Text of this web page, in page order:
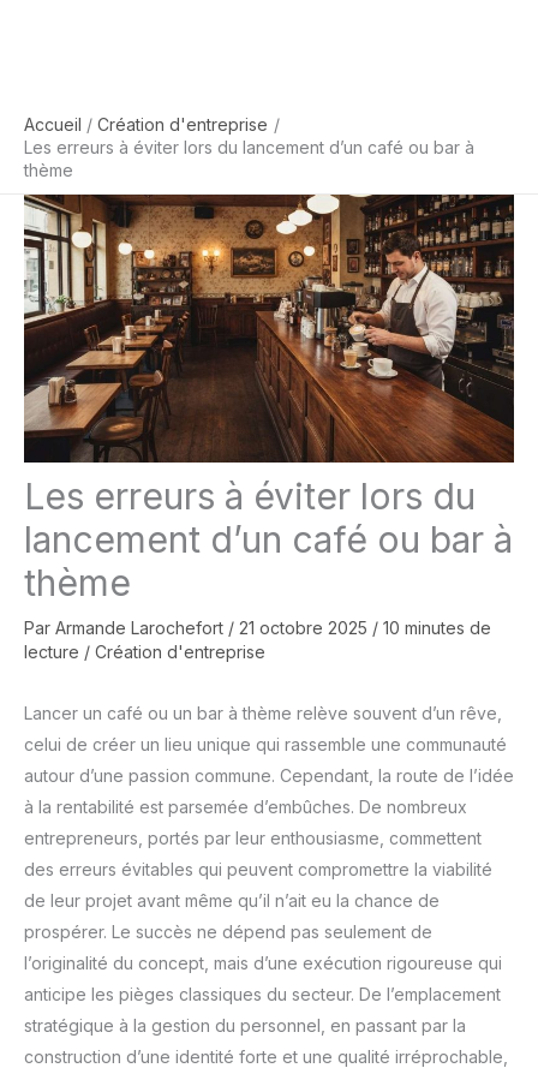
Accueil
Création d'entreprise
Les erreurs à éviter lors du lancement d’un café ou bar à
thème
Les erreurs à éviter lors du
lancement d’un café ou bar à
thème
Par Armande Larochefort / 21 octobre 2025 / 10 minutes de
lecture / Création d'entreprise
Lancer un café ou un bar à thème relève souvent d’un rêve,
celui de créer un lieu unique qui rassemble une communauté
autour d’une passion commune. Cependant, la route de l’idée
à la rentabilité est parsemée d’embûches. De nombreux
entrepreneurs, portés par leur enthousiasme, commettent
des erreurs évitables qui peuvent compromettre la viabilité
de leur projet avant même qu’il n’ait eu la chance de
prospérer. Le succès ne dépend pas seulement de
l’originalité du concept, mais d’une exécution rigoureuse qui
anticipe les pièges classiques du secteur. De l’emplacement
stratégique à la gestion du personnel, en passant par la
construction d’une identité forte et une qualité irréprochable,